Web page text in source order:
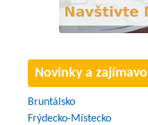
Novinky a
Bruntálsko
Frýdecko-Místecko